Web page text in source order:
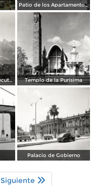
Patio de los Apartamentos Regina
Guadalupe Partida ejecutando una charrería con lazo Templo de la Purísima
Palacio de Gobierno
Siguiente